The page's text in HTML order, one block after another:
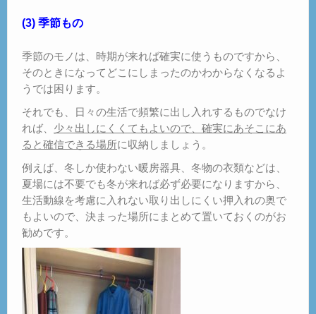
(3) 季節もの
季節のモノは、時期が来れば確実に使うものですから、
そのときになってどこにしまったのかわからなくなるよ
うでは困ります。
それでも、日々の生活で頻繁に出し入れするものでなけ
れば、 少々出しにくくてもよいので、確実にあそこにあ
ると確信できる場所に収納しましょう。
例えば、冬しか使わない暖房器具、冬物の衣類などは、
夏場には不要でも冬が来れば必ず必要になりますから、
生活動線を考慮に入れない取り出しにくい押入れの奥で
もよいので、決まった場所にまとめて置いておくのがお
勧めです。